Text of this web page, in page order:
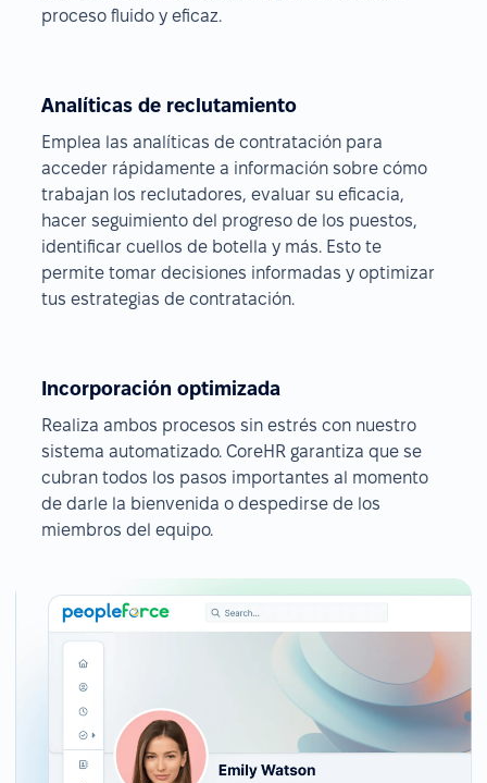
proceso fluido y eficaz.
Analíticas de reclutamiento
Emplea las analíticas de contratación para
acceder rápidamente a información sobre cómo
trabajan los reclutadores, evaluar su eficacia,
hacer seguimiento del progreso de los puestos,
identificar cuellos de botella y más. Esto te
permite tomar decisiones informadas y optimizar
tus estrategias de contratación.
Incorporación optimizada
Realiza ambos procesos sin estrés con nuestro
sistema automatizado. CoreHR garantiza que se
cubran todos los pasos importantes al momento
de darle la bienvenida o despedirse de los
miembros del equipo.